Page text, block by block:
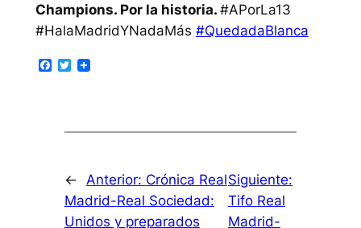
Champions. Por la historia. #APorLa13
#HalaMadridYNadaMás #QuedadaBlanca
Facebook
Twitter
← Anterior: Crónica Real
Madrid-Real Sociedad:
Unidos y preparados
Siguiente:
Tifo Real
Madrid-